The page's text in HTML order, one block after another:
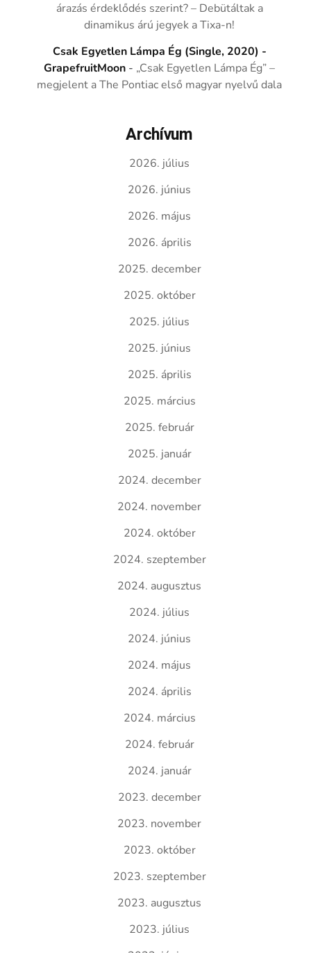
árazás érdeklődés szerint? – Debütáltak a
dinamikus árú jegyek a Tixa-n!
Csak Egyetlen Lámpa Ég (Single, 2020) -
GrapefruitMoon - „Csak Egyetlen Lámpa Ég” –
megjelent a The Pontiac első magyar nyelvű dala
Archívum
2026. július
2026. június
2026. május
2026. április
2025. december
2025. október
2025. július
2025. június
2025. április
2025. március
2025. február
2025. január
2024. december
2024. november
2024. október
2024. szeptember
2024. augusztus
2024. július
2024. június
2024. május
2024. április
2024. március
2024. február
2024. január
2023. december
2023. november
2023. október
2023. szeptember
2023. augusztus
2023. július